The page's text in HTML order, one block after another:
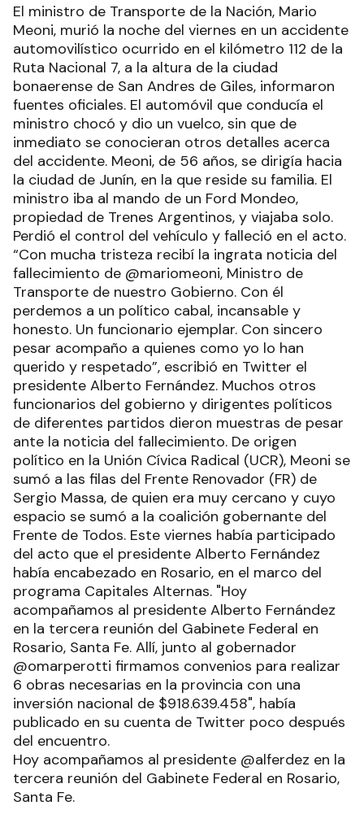
El ministro de Transporte de la Nación, Mario
Meoni, murió la noche del viernes en un accidente
automovilístico ocurrido en el kilómetro 112 de la
Ruta Nacional 7, a la altura de la ciudad
bonaerense de San Andres de Giles, informaron
fuentes oficiales. El automóvil que conducía el
ministro chocó y dio un vuelco, sin que de
inmediato se conocieran otros detalles acerca
del accidente. Meoni, de 56 años, se dirigía hacia
la ciudad de Junín, en la que reside su familia. El
ministro iba al mando de un Ford Mondeo,
propiedad de Trenes Argentinos, y viajaba solo.
Perdió el control del vehículo y falleció en el acto.
“Con mucha tristeza recibí la ingrata noticia del
fallecimiento de @mariomeoni, Ministro de
Transporte de nuestro Gobierno. Con él
perdemos a un político cabal, incansable y
honesto. Un funcionario ejemplar. Con sincero
pesar acompaño a quienes como yo lo han
querido y respetado”, escribió en Twitter el
presidente Alberto Fernández. Muchos otros
funcionarios del gobierno y dirigentes políticos
de diferentes partidos dieron muestras de pesar
ante la noticia del fallecimiento. De origen
político en la Unión Cívica Radical (UCR), Meoni se
sumó a las filas del Frente Renovador (FR) de
Sergio Massa, de quien era muy cercano y cuyo
espacio se sumó a la coalición gobernante del
Frente de Todos. Este viernes había participado
del acto que el presidente Alberto Fernández
había encabezado en Rosario, en el marco del
programa Capitales Alternas. "Hoy
acompañamos al presidente Alberto Fernández
en la tercera reunión del Gabinete Federal en
Rosario, Santa Fe. Allí, junto al gobernador
@omarperotti firmamos convenios para realizar
6 obras necesarias en la provincia con una
inversión nacional de $918.639.458", había
publicado en su cuenta de Twitter poco después
del encuentro.
Hoy acompañamos al presidente @alferdez en la
tercera reunión del Gabinete Federal en Rosario,
Santa Fe.